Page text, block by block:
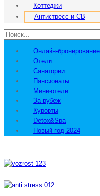
Коттеджи
Антистресс и СВ
Онлайн-бронирование
Отели
Санатории
Пансионаты
Мини-отели
За рубеж
Курорты
Detox&Spa
Новый год 2024